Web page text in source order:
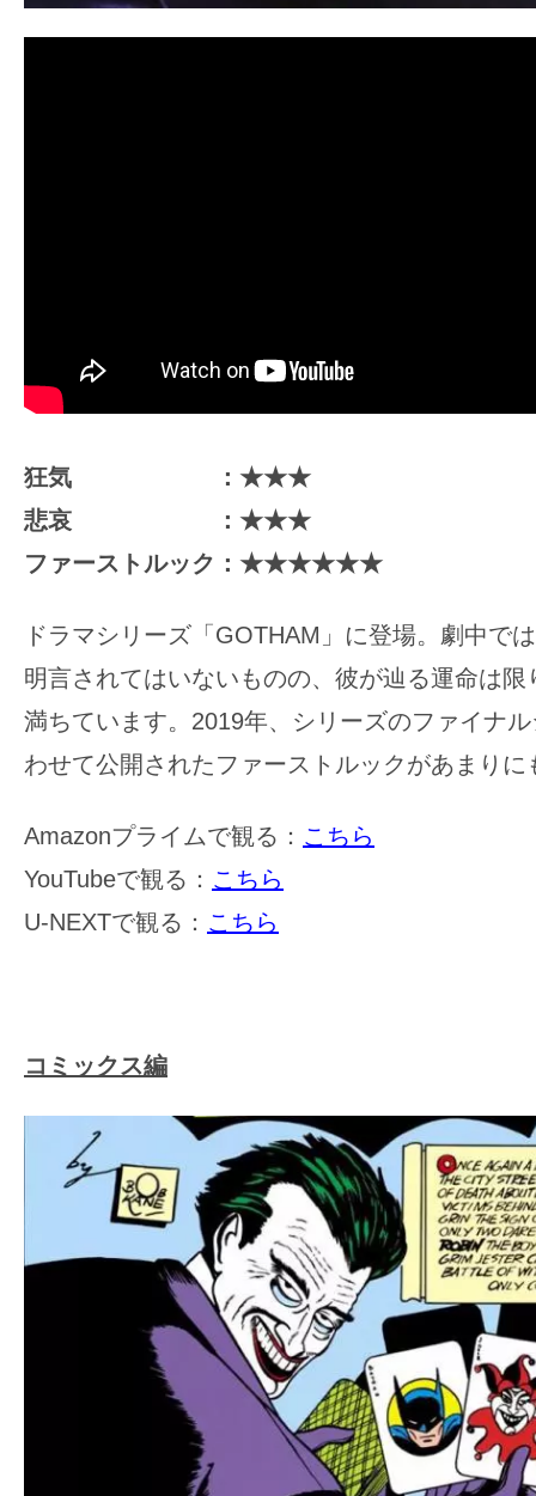
狂気 ：★★★
悲哀 ：★★★
ファーストルック：★★★★★★
ドラマシリーズ「GOTHAM」に登場。劇中で
明言されてはいないものの、彼が辿る運命は
満ちています。2019年、シリーズのファイナ
わせて公開されたファーストルックがあまりに
Amazonプライムで観る： こちら
YouTubeで観る： こちら
U-NEXTで観る： こちら
コミックス編